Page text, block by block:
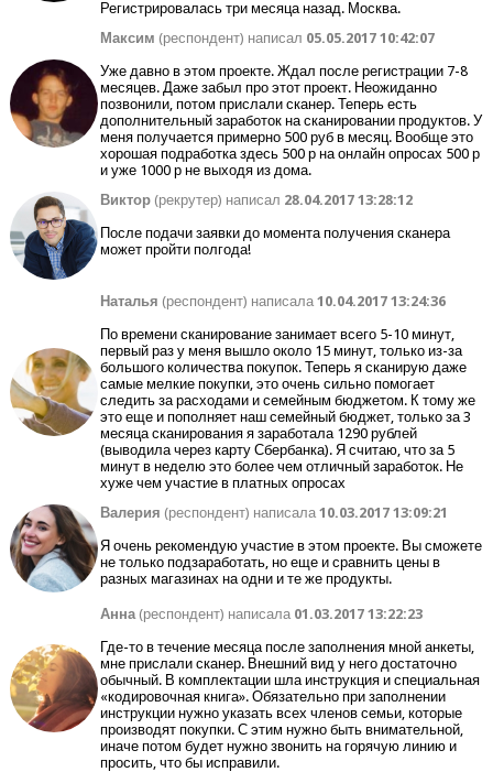
Регистрировалась три месяца назад. Москва.
Максим (респондент) написал 05.05.2017 10:42:07
Уже давно в этом проекте. Ждал после регистрации 7-8
месяцев. Даже забыл про этот проект. Неожиданно
позвонили, потом прислали сканер. Теперь есть
дополнительный заработок на сканировании продуктов. У
меня получается примерно 500 руб в месяц. Вообще это
хорошая подработка здесь 500 р на онлайн опросах 500 р
и уже 1000 р не выходя из дома.
Виктор (рекрутер) написал 28.04.2017 13:28:12
После подачи заявки до момента получения сканера
может пройти полгода!
Наталья (респондент) написала 10.04.2017 13:24:36
По времени сканирование занимает всего 5-10 минут,
первый раз у меня вышло около 15 минут, только из-за
большого количества покупок. Теперь я сканирую даже
самые мелкие покупки, это очень сильно помогает
следить за расходами и семейным бюджетом. К тому же
это еще и пополняет наш семейный бюджет, только за 3
месяца сканирования я заработала 1290 рублей
(выводила через карту Сбербанка). Я считаю, что за 5
минут в неделю это более чем отличный заработок. Не
хуже чем участие в платных опросах
Валерия (респондент) написала 10.03.2017 13:09:21
Я очень рекомендую участие в этом проекте. Вы сможете
не только подзаработать, но еще и сравнить цены в
разных магазинах на одни и те же продукты.
Анна(респондент) написала 01.03.2017 13:22:23
Где-то в течение месяца после заполнения мной анкеты,
мне прислали сканер. Внешний вид у него достаточно
обычный. В комплектации шла инструкция и специальная
«кодировочная книга». Обязательно при заполнении
инструкции нужно указать всех членов семьи, которые
производят покупки. С этим нужно быть внимательной,
иначе потом будет нужно звонить на горячую линию и
просить, что бы исправили.